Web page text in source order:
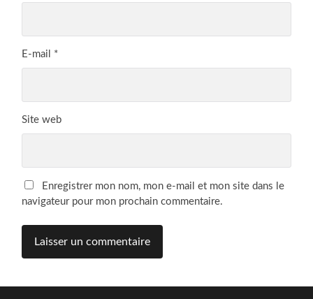
E-mail *
Site web
Enregistrer mon nom, mon e-mail et mon site dans le
navigateur pour mon prochain commentaire.